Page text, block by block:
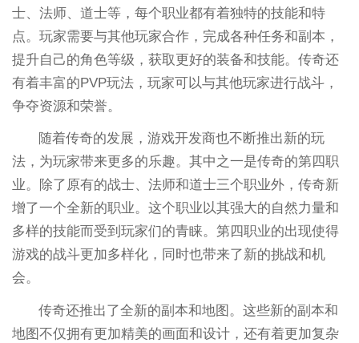
士、法师、道士等，每个职业都有着独特的技能和特
点。玩家需要与其他玩家合作，完成各种任务和副本，
提升自己的角色等级，获取更好的装备和技能。传奇还
有着丰富的PVP玩法，玩家可以与其他玩家进行战斗，
争夺资源和荣誉。
随着传奇的发展，游戏开发商也不断推出新的玩
法，为玩家带来更多的乐趣。其中之一是传奇的第四职
业。除了原有的战士、法师和道士三个职业外，传奇新
增了一个全新的职业。这个职业以其强大的自然力量和
多样的技能而受到玩家们的青睐。第四职业的出现使得
游戏的战斗更加多样化，同时也带来了新的挑战和机
会。
传奇还推出了全新的副本和地图。这些新的副本和
地图不仅拥有更加精美的画面和设计，还有着更加复杂